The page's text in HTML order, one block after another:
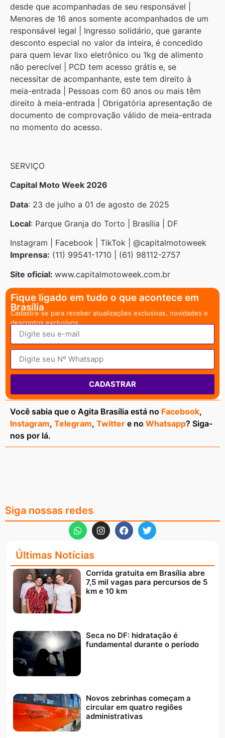
desde que acompanhadas de seu responsável |
Menores de 16 anos somente acompanhados de um
responsável legal | Ingresso solidário, que garante
desconto especial no valor da inteira, é concedido
para quem levar lixo eletrônico ou 1kg de alimento
não perecível | PCD tem acesso grátis e, se
necessitar de acompanhante, este tem direito à
meia-entrada | Pessoas com 60 anos ou mais têm
direito à meia-entrada | Obrigatória apresentação de
documento de comprovação válido de meia-entrada
no momento do acesso.
SERVIÇO
Capital Moto Week 2026
Data: 23 de julho a 01 de agosto de 2025
Local: Parque Granja do Torto | Brasília | DF
Instagram | Facebook | TikTok | @capitalmotoweek
Imprensa: (11) 99541-1710 | (61) 98112-2757
Site oficial: www.capitalmotoweek.com.br
Fique ligado em tudo o que acontece em
Brasília
Cadastra-se para receber atualizações exclusivas, novidades e
descontos exclusivos.
CADASTRAR
Você sabia que o Agita Brasília está no Facebook,
Instagram, Telegram, Twitter e no Whatsapp? Siga-
nos por lá.
Siga nossas redes
Últimas Notícias
Corrida gratuita em Brasília abre
7,5 mil vagas para percursos de 5
km e 10 km
Seca no DF: hidratação é
fundamental durante o período
Novos zebrinhas começam a
circular em quatro regiões
administrativas